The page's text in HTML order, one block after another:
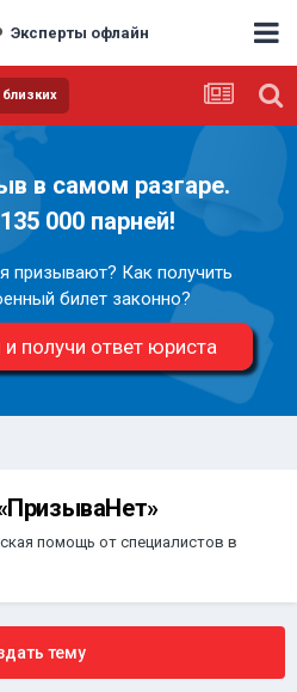
Эксперты офлайн
в самом разгаре.
000 парней!
призывают? Как получить
билет законно?
и получи ответ юриста
помощь от специалистов в
тему